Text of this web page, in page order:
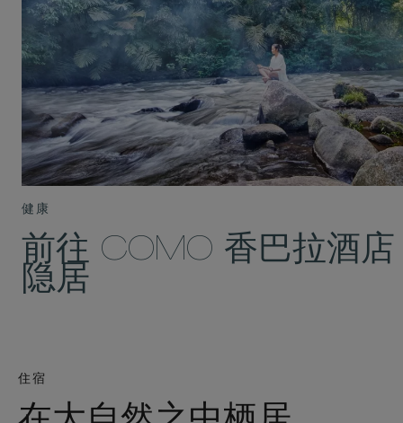
健康
前往 COMO 香巴拉酒店
隐居
住宿